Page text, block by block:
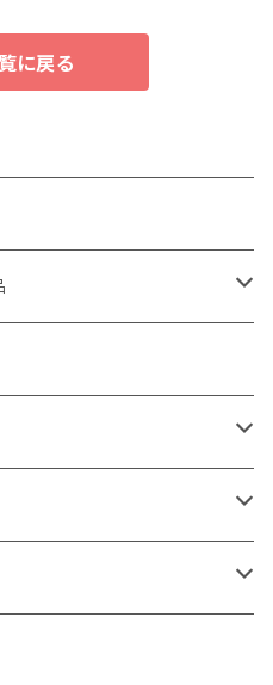
に戻る
織られた木綿の布巾）
ーバー